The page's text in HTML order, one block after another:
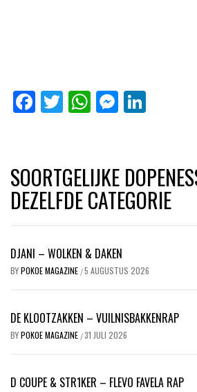
Facebook
Twitter
WhatsApp
SOORTGELIJKE
DEZELFDE CATEGORIE
DJANI – WOLKEN & DAKEN
BYPOKOE MAGAZINE /5 AUGUSTUS 2026
DE KLOOTZAKKEN – VUILNISBAKKENRAP
BYPOKOE MAGAZINE /31 JULI 2026
D COUPE & STR1KER – FLEVO FAVELA RAP